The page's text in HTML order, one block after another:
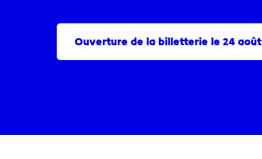
Ouverture de la billetterie le 24 août